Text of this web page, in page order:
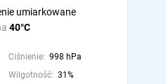
40°C
umiarkowane
Ciśnienie: 998 hPa
Wilgotność: 31%